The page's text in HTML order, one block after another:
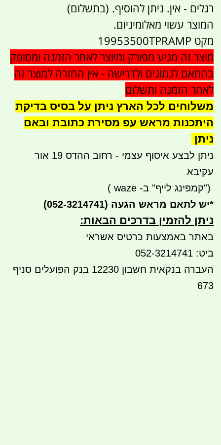
רגלים - אין. ניתן להוסיף. (בתשלום)
המוצר עשוי מאלומיניום.
מקט 19953500TPRAMP
מוצר זה מגיע מפורק ומיוצר לאחר הזמנה ומסופק
בהתאם לנתונים ולדרישה - אין החזרה למוצר זה
לאחר הזמנה ותשלום
משלוחים לכל הארץ ניתן על בסיס בדיקת
היתכנות מראש עפ מסירת כתובת ובאם
ניתן
ניתן לבצע איסוף עצמי - רחוב ההדס 19 אור
עקיבא
")קמפינג לייף" ב- waze
)
*יש לתאם מראש הגעה (052-3214741)
ניתן להזמין בדרכים הבאות:​​
באתר באמצעות כרטיס אשראי
ביט: 052-3214741
העברה בנקאית חשבון 12230 בנק הפועלים סניף
673